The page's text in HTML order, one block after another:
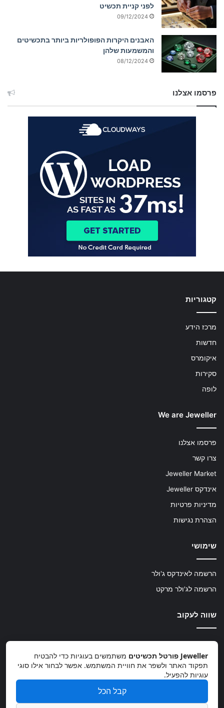
לפני קניית תכשיט
09/12/2024
האבנים היקרות הפופולריות ביותר בתכשיטים
והמשמעות שלהן
08/12/2024
פרסמו אצלנו
קטגוריות
מרכז הידע
חדשות
איקומרס
סקירות
לופה
We are Jeweller
פרסמו אצלנו
צרו קשר
Jeweller Market
אינדקס Jeweller
מדיניות פרטיות
הצהרת נגישות
שימושי
הרשמה לאינדקס ג'ולר
הרשמה לג'ולר מרקט
שווה לעקוב
Facebook
Instagram
TikTok Jeweller פורטל תכשיטים
משתמשים בעוגיות כדי להבטיח
תפקוד האתר ולשפר את חוויית המשתמש. אפשר לבחור אילו סוגי
עוגיות להפעיל.
קבל הכל